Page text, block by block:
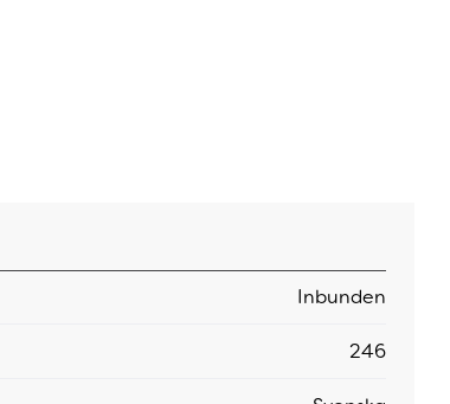
Inbunden
246